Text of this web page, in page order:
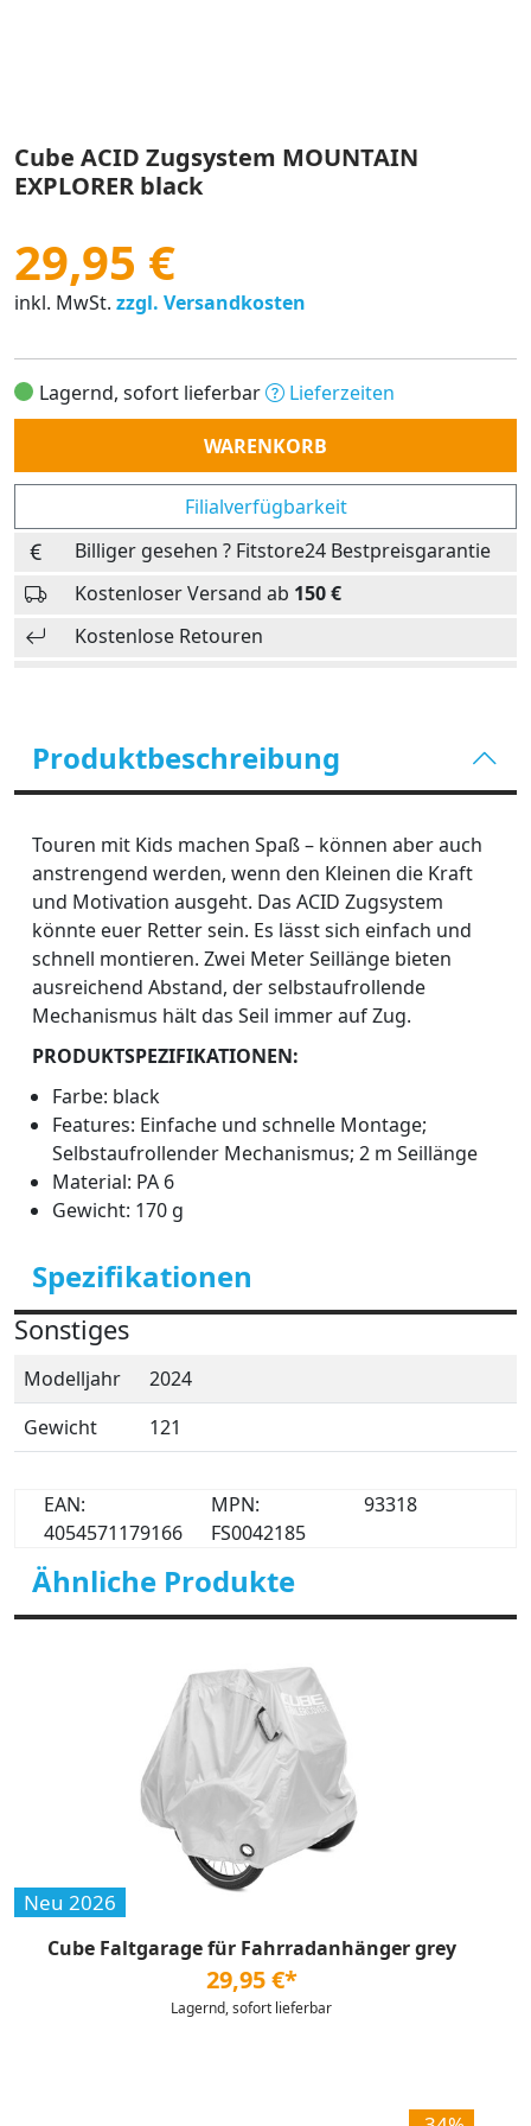
Cube ACID Zugsystem MOUNTAIN
EXPLORER black
29,95 €
inkl. MwSt. zzgl. Versandkosten
Lagernd, sofort lieferbar
Lieferzeiten
Anzahl
WARENKORB
Filialverfügbarkeit
Billiger gesehen ? Fitstore24 Bestpreisgarantie
Kostenloser Versand ab 150 €
Kostenlose Retouren
Produktbeschreibung
Touren mit Kids machen Spaß – können aber auch
anstrengend werden, wenn den Kleinen die Kraft
und Motivation ausgeht. Das ACID Zugsystem
könnte euer Retter sein. Es lässt sich einfach und
schnell montieren. Zwei Meter Seillänge bieten
ausreichend Abstand, der selbstaufrollende
Mechanismus hält das Seil immer auf Zug.
PRODUKTSPEZIFIKATIONEN:
Farbe: black
Features: Einfache und schnelle Montage;
Selbstaufrollender Mechanismus; 2 m Seillänge
Material: PA 6
Gewicht: 170 g
Spezifikationen
Sonstiges
Modelljahr
2024
Gewicht
121
EAN:
4054571179166
MPN:
FS0042185
93318
Ähnliche Produkte
Neu 2026
Cube Faltgarage für Fahrradanhänger grey
29,95 €*
Lagernd, sofort lieferbar